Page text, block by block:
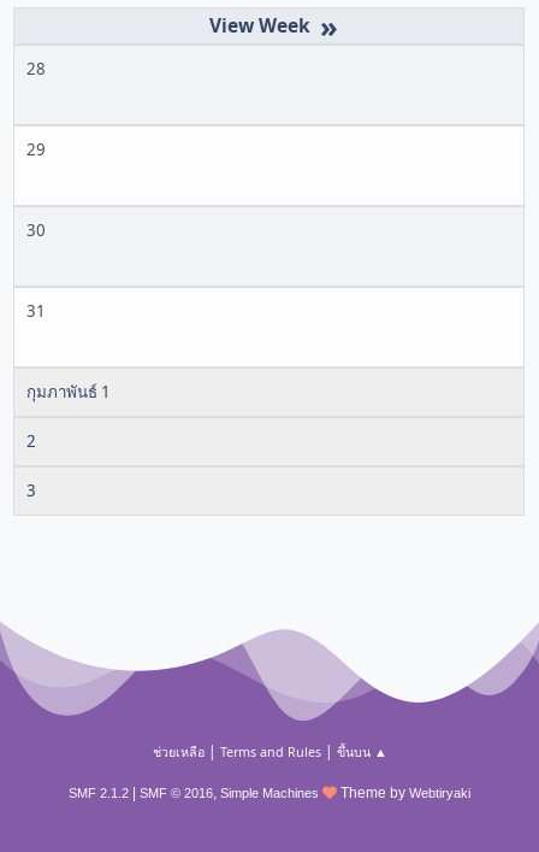
»
28
29
30
31
กุมภาพันธ์ 1
2
3
ช่วยเหลือ| Terms and Rules| ขึ้นบน ▲
SMF 2.1.2 SMF © 2016, Simple Machines Theme by Webtiryaki